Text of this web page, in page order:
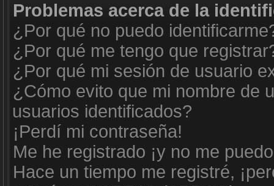
Problemas acerca de la
¿Por qué no puedo
¿Por qué me tengo que
¿Por qué mi sesión de usuario
¿Cómo evito que mi nombre de
usuarios identificados?
¡Perdí mi contraseña!
Me he registrado ¡y no me
Hace un tiempo me registré,